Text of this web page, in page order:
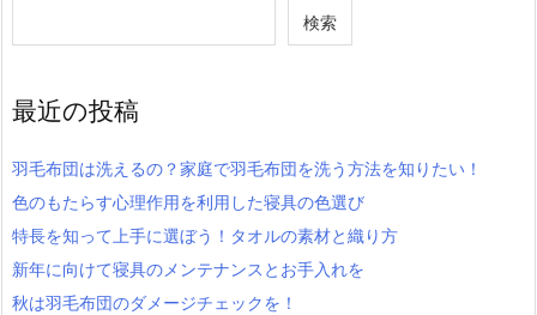
検索
最近の投稿
羽毛布団は洗えるの？家庭で羽毛布団を洗う方法を知りたい！
色のもたらす心理作用を利用した寝具の色選び
特長を知って上手に選ぼう！タオルの素材と織り方
新年に向けて寝具のメンテナンスとお手入れを
秋は羽毛布団のダメージチェックを！